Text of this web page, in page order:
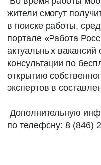
жители смогут
в поиске работы,
портале «Работа
актуальных
консультации по
открытию
экспертов в
Дополнительную
по телефону: 8 (846)